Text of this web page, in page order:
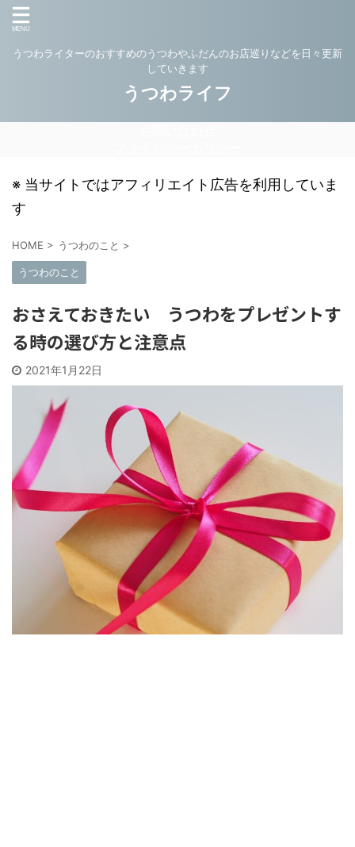
うつわライターのおすすめのうつわやふだんのお店巡りなどを日々更新
していきます
うつわライフ
※ 当サイトではアフィリエイト広告を利用していま
す
HOME > うつわのこと >
うつわのこと
おさえておきたい うつわをプレゼントす
る時の選び方と注意点
2021年1月22日